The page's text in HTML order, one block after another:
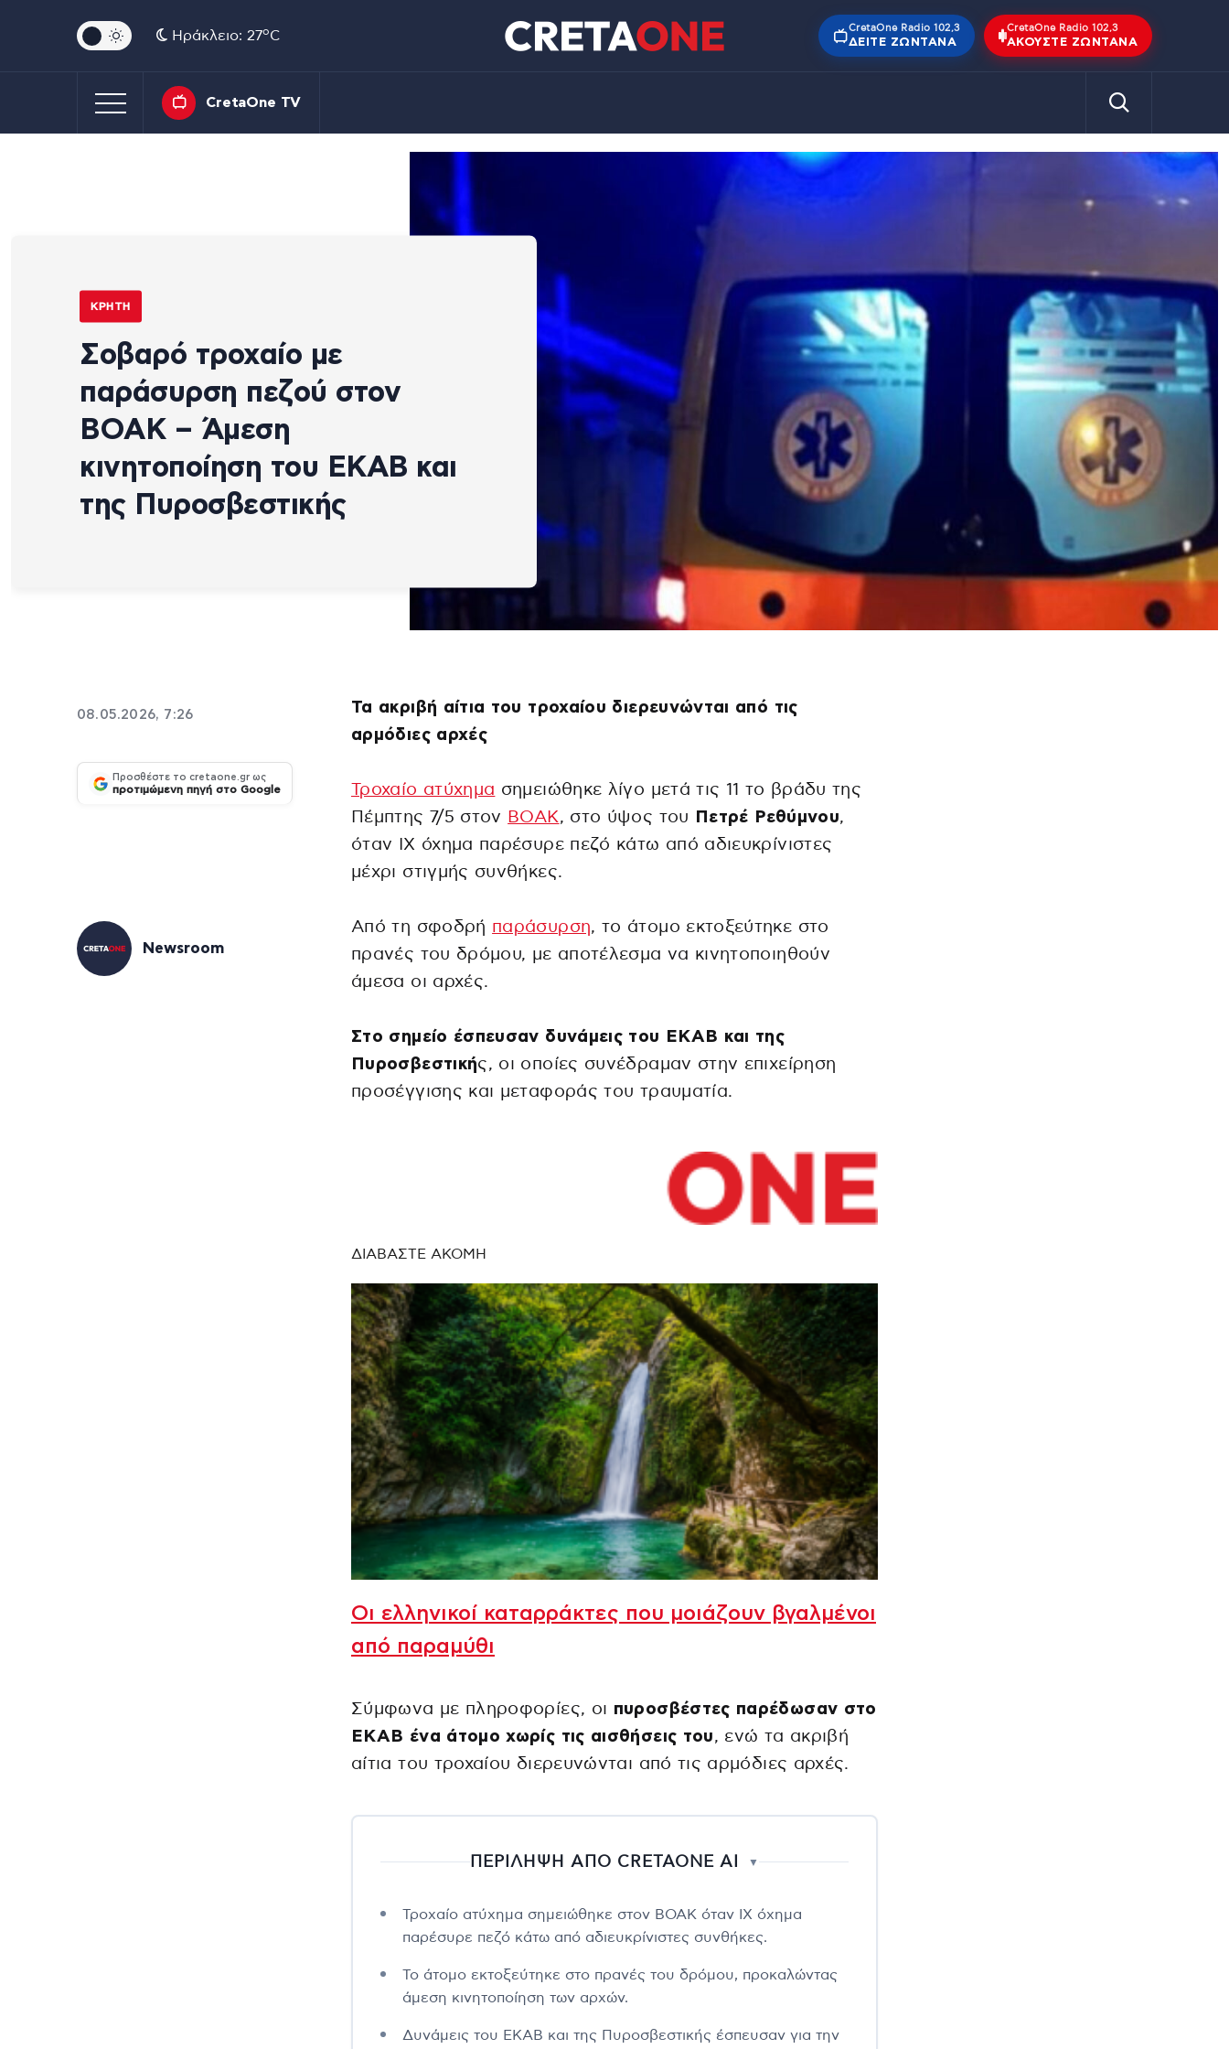
Ηράκλειο: 27oC
CretaOne Radio 102,3
ΔΕΊΤΕ ΖΩΝΤΑΝΆ
CretaOne Radio 102,3
ΑΚΟΎΣΤΕ ΖΩΝΤΑΝΆ
CretaOne TV
ΚΡΉΤΗ
Σοβαρό τροχαίο με
παράσυρση πεζού στον
ΒΟΑΚ – Άμεση
κινητοποίηση του ΕΚΑΒ και
της Πυροσβεστικής
08.05.2026, 7:26
Προσθέστε το cretaone.gr ως
προτιμώμενη πηγή στο Google
Newsroom
Τα ακριβή αίτια του τροχαίου διερευνώνται από τις
αρμόδιες αρχές
Τροχαίο ατύχημα σημειώθηκε λίγο μετά τις 11 το βράδυ της
Πέμπτης 7/5 στον ΒΟΑΚ, στο ύψος του Πετρέ Ρεθύμνου,
όταν ΙΧ όχημα παρέσυρε πεζό κάτω από αδιευκρίνιστες
μέχρι στιγμής συνθήκες.
Από τη σφοδρή παράσυρση, το άτομο εκτοξεύτηκε στο
πρανές του δρόμου, με αποτέλεσμα να κινητοποιηθούν
άμεσα οι αρχές.
Στο σημείο έσπευσαν δυνάμεις του ΕΚΑΒ και της
Πυροσβεστικής, οι οποίες συνέδραμαν στην επιχείρηση
προσέγγισης και μεταφοράς του τραυματία.
ΔΙΑΒΑΣΤΕ ΑΚΟΜΗ
Οι ελληνικοί καταρράκτες που μοιάζουν βγαλμένοι
από παραμύθι
Σύμφωνα με πληροφορίες, οι πυροσβέστες παρέδωσαν στο
ΕΚΑΒ ένα άτομο χωρίς τις αισθήσεις του, ενώ τα ακριβή
αίτια του τροχαίου διερευνώνται από τις αρμόδιες αρχές.
ΠΕΡΙΛΗΨΗ ΑΠΟ CRETAONE AI ▼
Τροχαίο ατύχημα σημειώθηκε στον ΒΟΑΚ όταν ΙΧ όχημα
παρέσυρε πεζό κάτω από αδιευκρίνιστες συνθήκες.
Το άτομο εκτοξεύτηκε στο πρανές του δρόμου, προκαλώντας
άμεση κινητοποίηση των αρχών.
Δυνάμεις του ΕΚΑΒ και της Πυροσβεστικής έσπευσαν για την